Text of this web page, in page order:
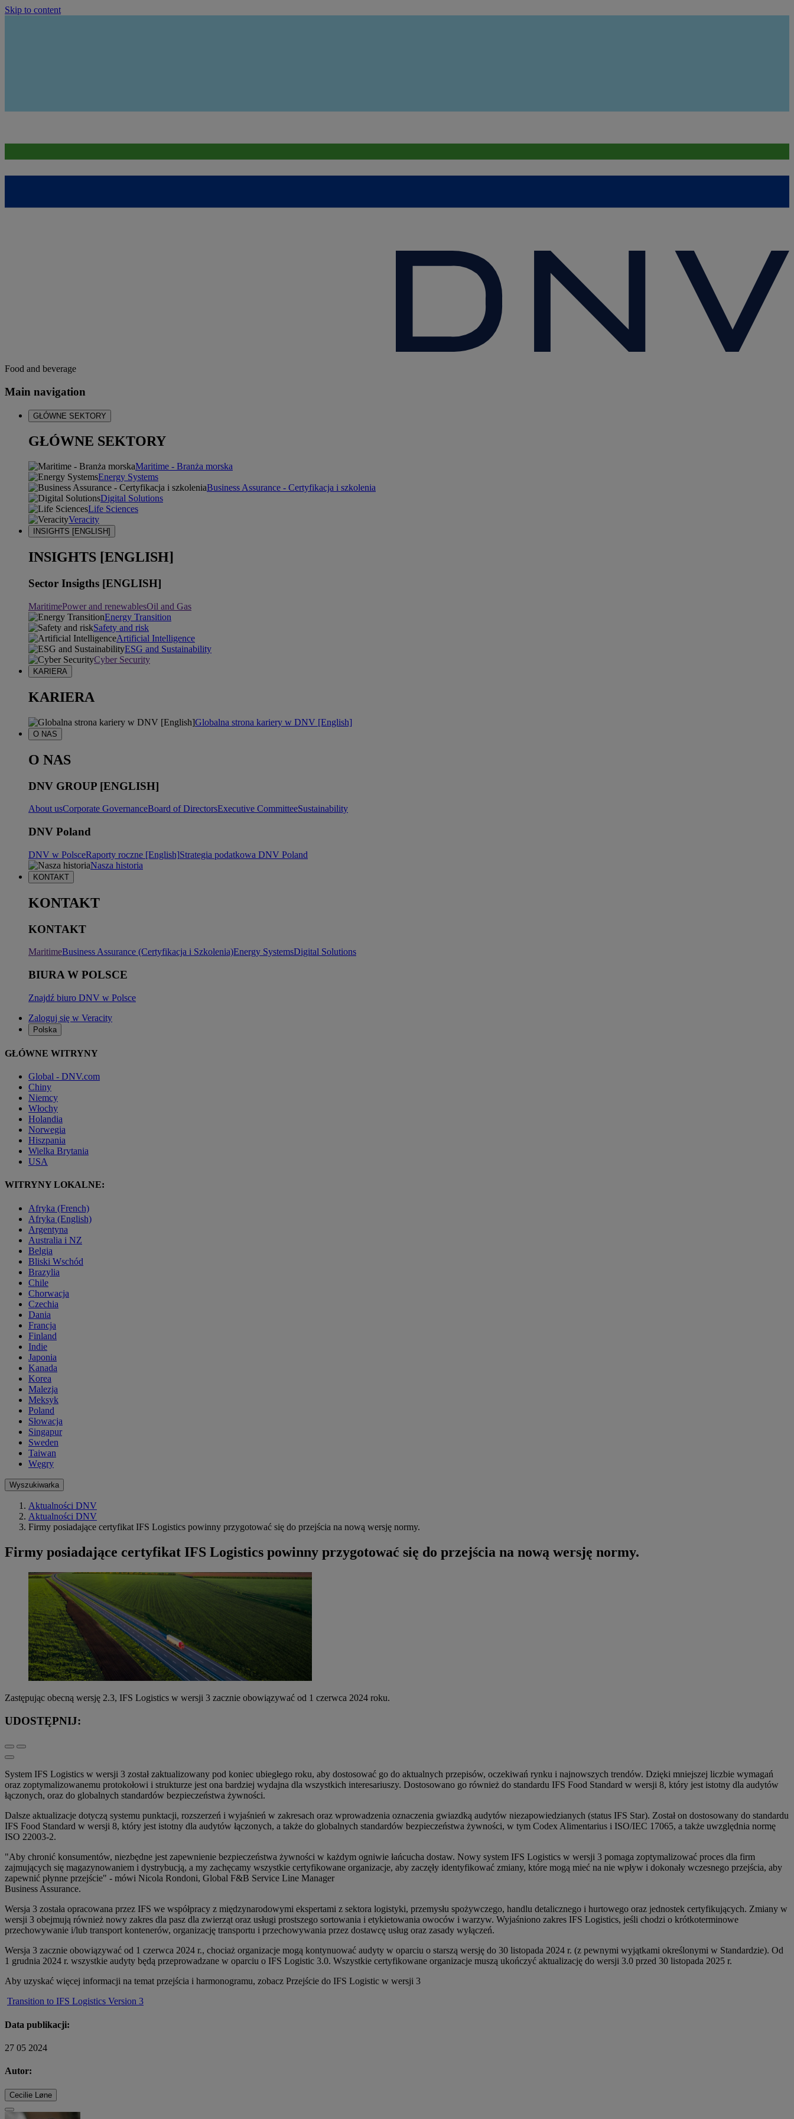
Skip to content
Food and beverage
Main navigation
GŁÓWNE SEKTORY
GŁÓWNE SEKTORY
Maritime - Branża morska
Energy Systems
Business Assurance - Certyfikacja i szkolenia
Digital Solutions
Life Sciences
Veracity
INSIGHTS [ENGLISH]
INSIGHTS [ENGLISH]
Sector Insigths [ENGLISH]
MaritimePower and renewablesOil and Gas
Energy Transition
Safety and risk
Artificial Intelligence
ESG and Sustainability
Cyber Security
KARIERA
KARIERA
Globalna strona kariery w DNV [English]
O NAS
O NAS
DNV GROUP [ENGLISH]
About usCorporate GovernanceBoard of DirectorsExecutive CommitteeSustainability
DNV Poland
DNV w PolsceRaporty roczne [English]Strategia podatkowa DNV Poland
Nasza historia
KONTAKT
KONTAKT
KONTAKT
MaritimeBusiness Assurance (Certyfikacja i Szkolenia)Energy SystemsDigital Solutions
BIURA W POLSCE
Znajdź biuro DNV w Polsce
Zaloguj się w Veracity
Polska
GŁÓWNE WITRYNY
Global - DNV.com
Chiny
Niemcy
Włochy
Holandia
Norwegia
Hiszpania
Wielka Brytania
USA
WITRYNY LOKALNE:
Afryka (French)
Afryka (English)
Argentyna
Australia i NZ
Belgia
Bliski Wschód
Brazylia
Chile
Chorwacja
Czechia
Dania
Francja
Finland
Indie
Japonia
Kanada
Korea
Malezja
Meksyk
Poland
Słowacja
Singapur
Sweden
Taiwan
Węgry
Wyszukiwarka
Aktualności DNV
Aktualności DNV
Firmy posiadające certyfikat IFS Logistics powinny przygotować się do przejścia na nową wersję normy.
Firmy posiadające certyfikat IFS Logistics powinny przygotować się do przejścia na nową wersję normy.
Zastępując obecną wersję 2.3, IFS Logistics w wersji 3 zacznie obowiązywać od 1 czerwca 2024 roku.
UDOSTĘPNIJ:
System IFS Logistics w wersji 3 został zaktualizowany pod koniec ubiegłego roku, aby dostosować go do aktualnych przepisów, oczekiwań rynku i najnowszych trendów. Dzięki mniejszej liczbie wymagań
oraz zoptymalizowanemu protokołowi i strukturze jest ona bardziej wydajna dla wszystkich interesariuszy. Dostosowano go również do standardu IFS Food Standard w wersji 8, który jest istotny dla audytów
łączonych, oraz do globalnych standardów bezpieczeństwa żywności.
Dalsze aktualizacje dotyczą systemu punktacji, rozszerzeń i wyjaśnień w zakresach oraz wprowadzenia oznaczenia gwiazdką audytów niezapowiedzianych (status IFS Star). Został on dostosowany do standardu
IFS Food Standard w wersji 8, który jest istotny dla audytów łączonych, a także do globalnych standardów bezpieczeństwa żywności, w tym Codex Alimentarius i ISO/IEC 17065, a także uwzględnia normę
ISO 22003-2.
"Aby chronić konsumentów, niezbędne jest zapewnienie bezpieczeństwa żywności w każdym ogniwie łańcucha dostaw. Nowy system IFS Logistics w wersji 3 pomaga zoptymalizować proces dla firm
zajmujących się magazynowaniem i dystrybucją, a my zachęcamy wszystkie certyfikowane organizacje, aby zaczęły identyfikować zmiany, które mogą mieć na nie wpływ i dokonały wczesnego przejścia, aby
zapewnić płynne przejście" - mówi Nicola Rondoni, Global F&B Service Line Manager
Business Assurance.
Wersja 3 została opracowana przez IFS we współpracy z międzynarodowymi ekspertami z sektora logistyki, przemysłu spożywczego, handlu detalicznego i hurtowego oraz jednostek certyfikujących. Zmiany w
wersji 3 obejmują również nowy zakres dla pasz dla zwierząt oraz usługi prostszego sortowania i etykietowania owoców i warzyw. Wyjaśniono zakres IFS Logistics, jeśli chodzi o krótkoterminowe
przechowywanie i/lub transport kontenerów, organizację transportu i przechowywania przez dostawcę usług oraz zasady wyłączeń.
Wersja 3 zacznie obowiązywać od 1 czerwca 2024 r., chociaż organizacje mogą kontynuować audyty w oparciu o starszą wersję do 30 listopada 2024 r. (z pewnymi wyjątkami określonymi w Standardzie). Od
1 grudnia 2024 r. wszystkie audyty będą przeprowadzane w oparciu o IFS Logistic 3.0. Wszystkie certyfikowane organizacje muszą ukończyć aktualizację do wersji 3.0 przed 30 listopada 2025 r.
Aby uzyskać więcej informacji na temat przejścia i harmonogramu, zobacz Przejście do IFS Logistic w wersji 3
Transition to IFS Logistics Version 3
Data publikacji:
27 05 2024
Autor:
Cecilie Løne